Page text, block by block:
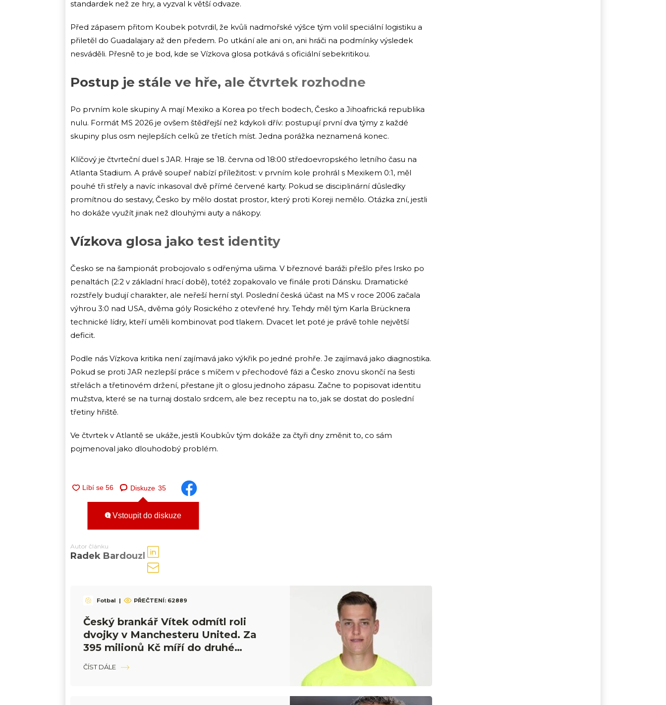
standardek než ze hry, a vyzval k větší odvaze.
Před zápasem přitom Koubek potvrdil, že kvůli nadmořské výšce tým volil speciální logistiku a
přiletěl do Guadalajary až den předem. Po utkání ale ani on, ani hráči na podmínky výsledek
nesváděli. Přesně to je bod, kde se Vízkova glosa potkává s oficiální sebekritikou.
Postup je stále ve hře, ale čtvrtek rozhodne
Po prvním kole skupiny A mají Mexiko a Korea po třech bodech, Česko a Jihoafrická republika
nulu. Formát MS 2026 je ovšem štědřejší než kdykoli dřív: postupují první dva týmy z každé
skupiny plus osm nejlepších celků ze třetích míst. Jedna porážka neznamená konec.
Klíčový je čtvrteční duel s JAR. Hraje se 18. června od 18:00 středoevropského letního času na
Atlanta Stadium. A právě soupeř nabízí příležitost: v prvním kole prohrál s Mexikem 0:1, měl
pouhé tři střely a navíc inkasoval dvě přímé červené karty. Pokud se disciplinární důsledky
promítnou do sestavy, Česko by mělo dostat prostor, který proti Koreji nemělo. Otázka zní, jestli
ho dokáže využít jinak než dlouhými auty a nákopy.
Vízkova glosa jako test identity
Česko se na šampionát probojovalo s odřenýma ušima. V březnové baráži přešlo přes Irsko po
penaltách (2:2 v základní hrací době), totéž zopakovalo ve finále proti Dánsku. Dramatické
rozstřely budují charakter, ale neřeší herní styl. Poslední česká účast na MS v roce 2006 začala
výhrou 3:0 nad USA, dvěma góly Rosického z otevřené hry. Tehdy měl tým Karla Brücknera
technické lídry, kteří uměli kombinovat pod tlakem. Dvacet let poté je právě tohle největší
deficit.
Podle nás Vízkova kritika není zajímavá jako výkřik po jedné prohře. Je zajímavá jako diagnostika.
Pokud se proti JAR nezlepší práce s míčem v přechodové fázi a Česko znovu skončí na šesti
střelách a třetinovém držení, přestane jít o glosu jednoho zápasu. Začne to popisovat identitu
mužstva, které se na turnaj dostalo srdcem, ale bez receptu na to, jak se dostat do poslední
třetiny hřiště.
Ve čtvrtek v Atlantě se ukáže, jestli Koubkův tým dokáže za čtyři dny změnit to, co sám
pojmenoval jako dlouhodobý problém.
Diskuze 35
Vstoupit do diskuze
Autor článku
Radek Bardouzl
Fotbal | PŘEČTENÍ: 62889
Český brankář Vítek odmítl roli
dvojky v Manchesteru United. Za
395 milionů Kč míří do druhé
anglické ligy
ČÍST DÁLE